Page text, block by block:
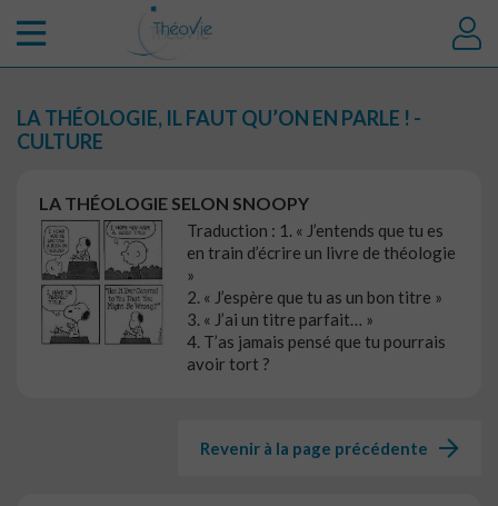
LA THÉOLOGIE, IL FAUT QU’ON EN PARLE ! -
CULTURE
LA THÉOLOGIE SELON SNOOPY
Traduction : 1. « J’entends que tu es
en train d’écrire un livre de théologie
»
2. « J’espère que tu as un bon titre »
3. « J’ai un titre parfait… »
4. T’as jamais pensé que tu pourrais
avoir tort ?
Revenir à la page précédente